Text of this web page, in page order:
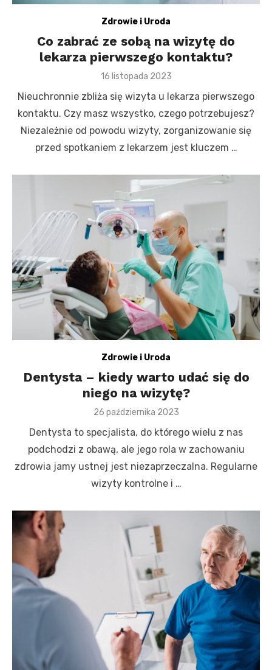
Zdrowie i Uroda
Co zabrać ze sobą na wizytę do
lekarza pierwszego kontaktu?
Posted
16 listopada 2023
Nieuchronnie zbliża się wizyta u lekarza pierwszego
kontaktu. Czy masz wszystko, czego potrzebujesz?
Niezależnie od powodu wizyty, zorganizowanie się
przed spotkaniem z lekarzem jest kluczem …
Zdrowie i Uroda
Dentysta – kiedy warto udać się do
niego na wizytę?
Posted
26 października 2023
Dentysta to specjalista, do którego wielu z nas
podchodzi z obawą, ale jego rola w zachowaniu
zdrowia jamy ustnej jest niezaprzeczalna. Regularne
wizyty kontrolne i …